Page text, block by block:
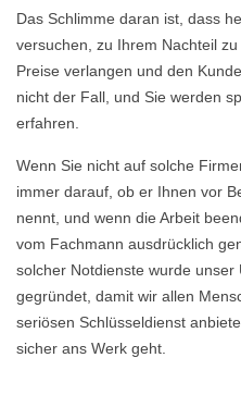
Das Schlimme daran ist, dass
versuchen, zu Ihrem Nachteil
Preise verlangen und den
nicht der Fall, und Sie werden
erfahren.
Wenn Sie nicht auf solche
immer darauf, ob er Ihnen vor
nennt, und wenn die Arbeit
vom Fachmann ausdrücklich
solcher Notdienste wurde
gegründet, damit wir allen
seriösen Schlüsseldienst
sicher ans Werk geht.